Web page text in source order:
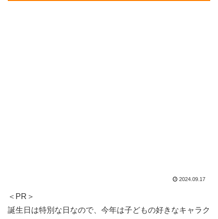
2024.09.17
＜PR＞
誕生日は特別な日なので、今年は子どもの好きなキャラク